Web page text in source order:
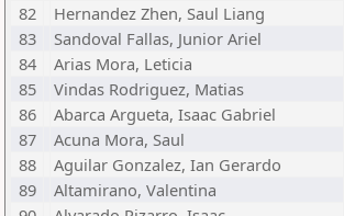
82
Hernandez Zhen, Saul Liang
83
Sandoval Fallas, Junior Ariel
84
Arias Mora, Leticia
85
Vindas Rodriguez, Matias
86
Abarca Argueta, Isaac Gabriel
87
Acuna Mora, Saul
88
Aguilar Gonzalez, Ian Gerardo
89
Altamirano, Valentina